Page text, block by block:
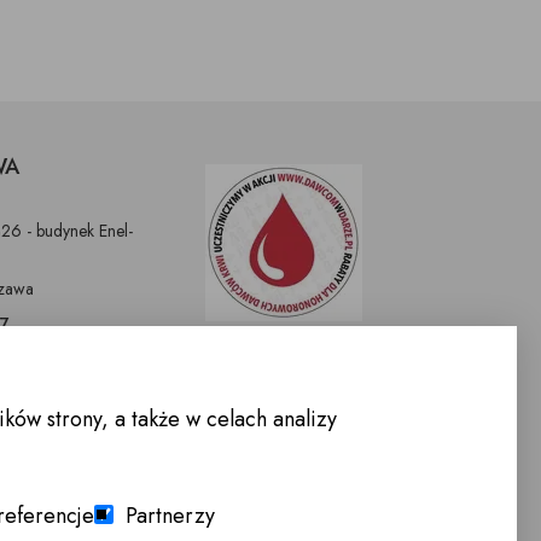
- budynek Enel-
:
10.00 -
strony, a także w celach analizy
Partnerzy